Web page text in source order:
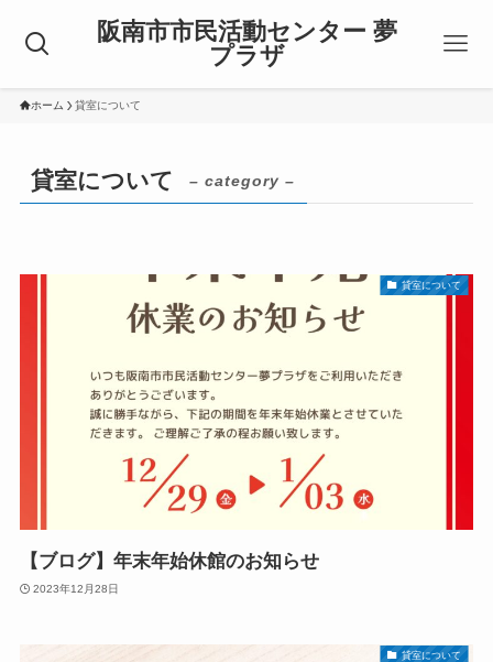
阪南市市民活動センター 夢
プラザ
ホーム 貸室について
貸室について – category –
貸室について
【ブログ】年末年始休館のお知らせ
2023年12月28日
貸室について